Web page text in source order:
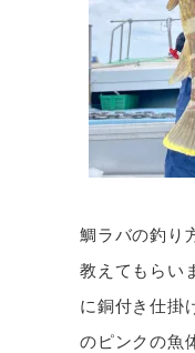
鯛ラバの釣り
教えてもらい
に銅付き仕掛
のピンクの魚